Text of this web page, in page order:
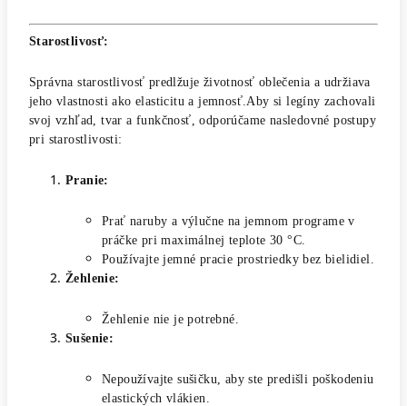
Starostlivosť:
Správna starostlivosť predlžuje životnosť oblečenia a udržiava
jeho vlastnosti ako elasticitu a jemnosť.Aby si legíny zachovali
svoj vzhľad, tvar a funkčnosť, odporúčame nasledovné postupy
pri starostlivosti:
Pranie:
Prať naruby a výlučne na jemnom programe v
práčke pri maximálnej teplote 30 °C.
Používajte jemné pracie prostriedky bez bielidiel.
Žehlenie:
Žehlenie nie je potrebné.
Sušenie:
Nepoužívajte sušičku, aby ste predišli poškodeniu
elastických vlákien.